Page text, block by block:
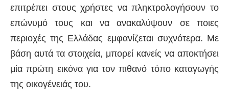
επιτρέπει στους χρήστες να πληκτρολογήσουν το
επώνυμό τους και να ανακαλύψουν σε ποιες
περιοχές της Ελλάδας εμφανίζεται συχνότερα. Με
βάση αυτά τα στοιχεία, μπορεί κανείς να αποκτήσει
μία πρώτη εικόνα για τον πιθανό τόπο καταγωγής
της οικογένειάς του.